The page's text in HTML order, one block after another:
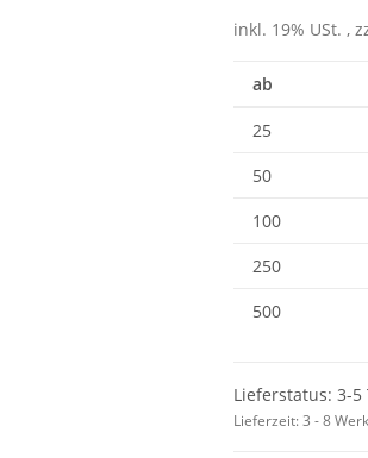
inkl. 19% USt. ,
ab
25
50
100
250
500
Lieferstatus: 3-5
Lieferzeit:3 - 8